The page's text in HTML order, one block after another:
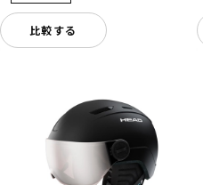
ムラサキスポ
ポイント・クーポ
比較する